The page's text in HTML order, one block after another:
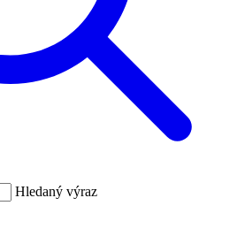
Hledaný výraz